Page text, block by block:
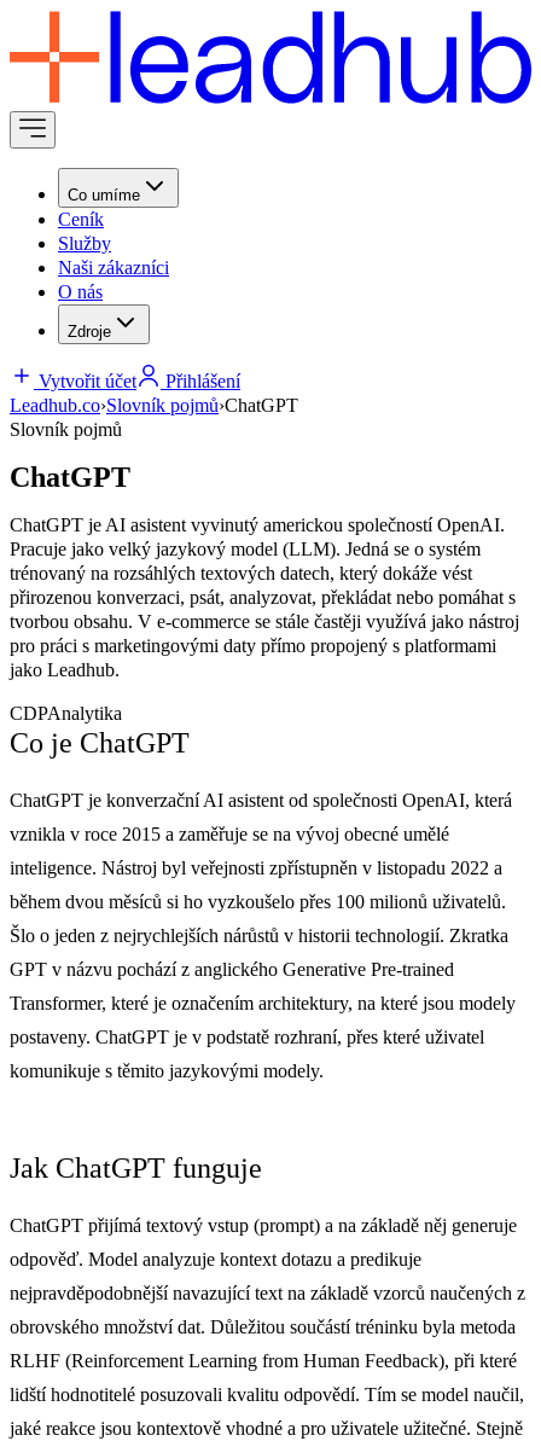
Co umíme
Ceník
Služby
Naši zákazníci
O nás
Zdroje
Vytvořit účet
Přihlášení
Leadhub.co›Slovník pojmů›ChatGPT
Slovník pojmů
ChatGPT
ChatGPT je AI asistent vyvinutý americkou společností OpenAI.
Pracuje jako velký jazykový model (LLM). Jedná se o systém
trénovaný na rozsáhlých textových datech, který dokáže vést
přirozenou konverzaci, psát, analyzovat, překládat nebo pomáhat s
tvorbou obsahu. V e-commerce se stále častěji využívá jako nástroj
pro práci s marketingovými daty přímo propojený s platformami
jako Leadhub.
CDPAnalytika
Co je ChatGPT
ChatGPT je konverzační AI asistent od společnosti OpenAI, která
vznikla v roce 2015 a zaměřuje se na vývoj obecné umělé
inteligence. Nástroj byl veřejnosti zpřístupněn v listopadu 2022 a
během dvou měsíců si ho vyzkoušelo přes 100 milionů uživatelů.
Šlo o jeden z nejrychlejších nárůstů v historii technologií. Zkratka
GPT v názvu pochází z anglického Generative Pre-trained
Transformer, které je označením architektury, na které jsou modely
postaveny. ChatGPT je v podstatě rozhraní, přes které uživatel
komunikuje s těmito jazykovými modely.
Jak ChatGPT funguje
ChatGPT přijímá textový vstup (prompt) a na základě něj generuje
odpověď. Model analyzuje kontext dotazu a predikuje
nejpravděpodobnější navazující text na základě vzorců naučených z
obrovského množství dat. Důležitou součástí tréninku byla metoda
RLHF (Reinforcement Learning from Human Feedback), při které
lidští hodnotitelé posuzovali kvalitu odpovědí. Tím se model naučil,
jaké reakce jsou kontextově vhodné a pro uživatele užitečné. Stejně